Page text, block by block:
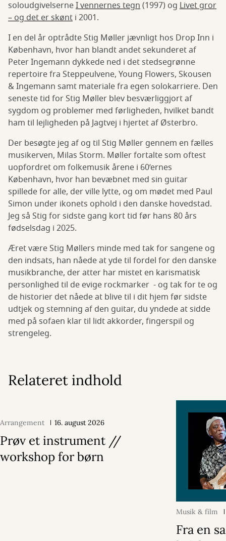
soloudgivelserneI vennernes tegn(1997) og Livet gror
– og det er skønt i 2001.
I en del år optrådte Stig Møller jævnligt hos Drop Inn i
København, hvor han blandt andet sekunderet af
Peter Ingemann dykkede ned i det stedsegrønne
repertoire fra Steppeulvene, Young Flowers, Skousen
& Ingemann samt materiale fra egen solokarriere. Den
seneste tid for Stig Møller blev besværliggjort af
sygdom og problemer med førligheden, hvilket bandt
ham til lejligheden på Jagtvej i hjertet af Østerbro.
Der besøgte jeg af og til Stig Møller gennem en fælles
musikerven, Milas Storm. Møller fortalte som oftest
uopfordret om folkemusik årene i 60’ernes
København, hvor han bevæbnet med sin guitar
spillede for alle, der ville lytte, og om mødet med Paul
Simon under ikonets ophold i den danske hovedstad.
Jeg så Stig for sidste gang kort tid før hans 80 års
fødselsdag i 2025.
Æret være Stig Møllers minde med tak for sangene og
den indsats, han nåede at yde til fordel for den danske
musikbranche, der atter har mistet en karismatisk
personlighed til de evige rockmarker - og tak for te og
de historier det nåede at blive til i dit hjem før sidste
udtjek og stemning af den guitar, du yndede at sidde
med på sofaen klar til lidt akkorder, fingerspil og
strengeleg.
Relateret indhold
Arrangement 16. august 2026
Prøv et instrument //
workshop for børn
Musik & film
Fra en